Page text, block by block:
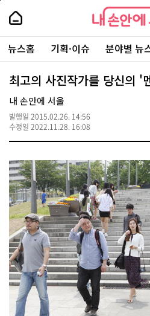
본
로
가
내
손
안
에
서
울
-
서
울
시
대
표
소
포
털
내
손
에
울
주
요
서
뉴스홈 기획·이슈 분야별 뉴
최고의 사진작가를 당신의 '
내 손안에 서울
발행일 2015.02.26. 14:56
수정일 2022.11.28. 16:08
페
상
단
로